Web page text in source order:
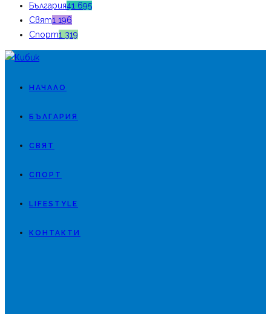
България41 695
Свят1 196
Спорт1 319
НАЧАЛО
БЪЛГАРИЯ
СВЯТ
СПОРТ
LIFESTYLE
КОНТАКТИ